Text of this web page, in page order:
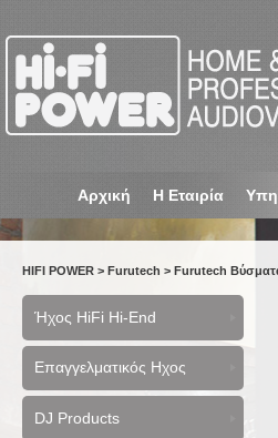
Αρχική Η Εταιρία
HIFI POWER > Furutech > Furutech
Ήχος HiFi Hi-End
Επαγγελματικός Ηχος
DJ Products